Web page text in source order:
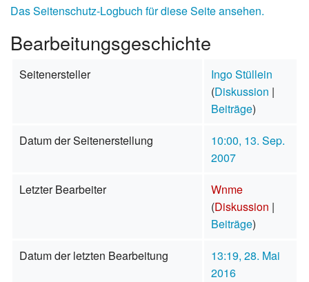
Das Seitenschutz-Logbuch für diese Seite ansehen.
Bearbeitungsgeschichte
Seitenersteller
Ingo Stüllein
(Diskussion |
Beiträge)
Datum der Seitenerstellung
10:00, 13. Sep.
2007
Letzter Bearbeiter
Wnme
(Diskussion |
Beiträge)
Datum der letzten Bearbeitung
13:19, 28. Mai
2016